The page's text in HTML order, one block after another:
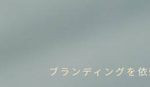
ブランディングを